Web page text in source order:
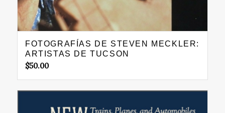
FOTOGRAFÍAS DE STEVEN MECKLER:
ARTISTAS DE TUCSON
$50.00